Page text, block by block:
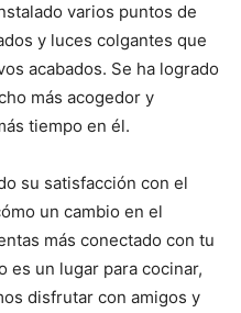
varios puntos de
y luces colgantes que
acabados. Se ha logrado
más acogedor y
tiempo en él.
su satisfacción con el
un cambio en el
más conectado con tu
es un lugar para cocinar,
disfrutar con amigos y